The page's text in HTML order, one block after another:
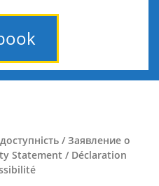
Statement / Déclaration